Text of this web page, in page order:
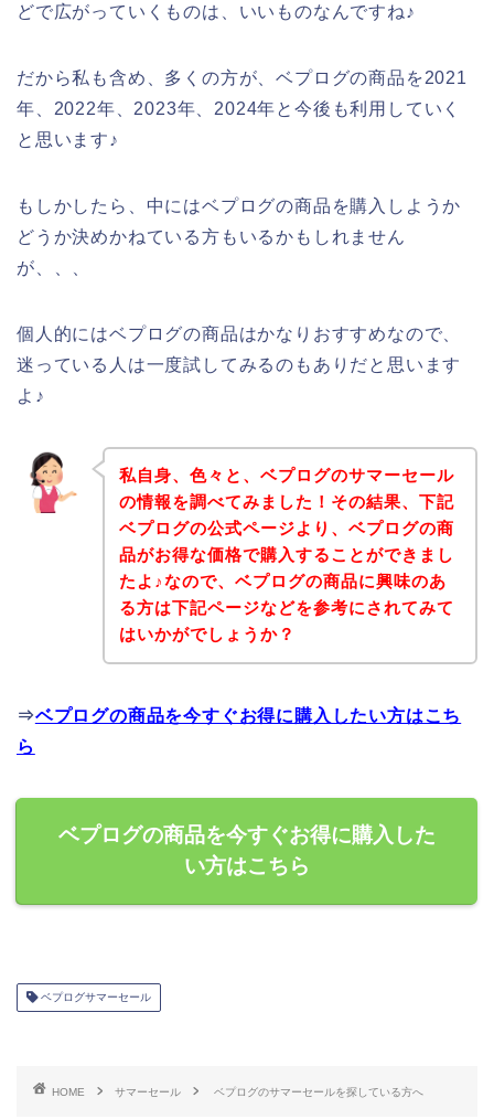
どで広がっていくものは、いいものなんですね♪
だから私も含め、多くの方が、ベプログの商品を2021
年、2022年、2023年、2024年と今後も利用していく
と思います♪
もしかしたら、中にはベプログの商品を購入しようか
どうか決めかねている方もいるかもしれません
が、、、
個人的にはベプログの商品はかなりおすすめなので、
迷っている人は一度試してみるのもありだと思います
よ♪
私自身、色々と、ベプログのサマーセール
の情報を調べてみました！その結果、下記
ベプログの公式ページより、ベプログの商
品がお得な価格で購入することができまし
たよ♪なので、ベプログの商品に興味のあ
る方は下記ページなどを参考にされてみて
はいかがでしょうか？
⇒ベプログの商品を今すぐお得に購入したい方はこち
ら
ベプログの商品を今すぐお得に購入した
い方はこちら
ベプログサマーセール
HOME サマーセール ベプログのサマーセールを探している方へ